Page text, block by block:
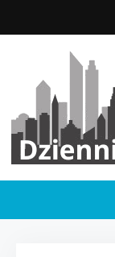
to